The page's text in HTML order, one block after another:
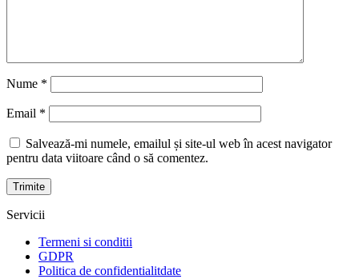
Nume *
Email *
Salvează-mi numele, emailul și site-ul web în acest navigator
pentru data viitoare când o să comentez.
Servicii
Termeni si conditii
GDPR
Politica de confidentialitdate